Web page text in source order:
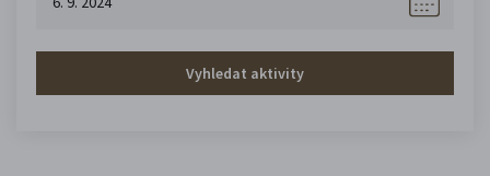
Vyhledat aktivity